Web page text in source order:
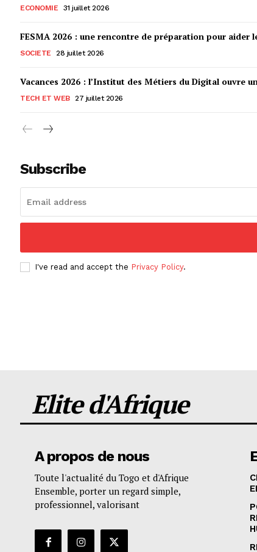
ECONOMIE 31 juillet 2026
FESMA 2026 : une rencontre de préparation pour
SOCIETE 28 juillet 2026
Vacances 2026 : l’Institut des Métiers du Digital ouvre
TECH ET WEB 27 juillet 2026
Subscribe
I've read and accept the Privacy Policy.
Elite d'Afrique
A propos de nous
Toute l'actualité du Togo et d'Afrique
Ensemble, porter un regard simple,
professionnel, valorisant